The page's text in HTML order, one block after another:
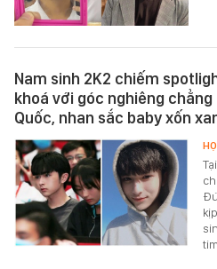
Nam sinh 2K2 chiếm
khoá với góc nghiêng
Quốc, nhan sắc baby xốn